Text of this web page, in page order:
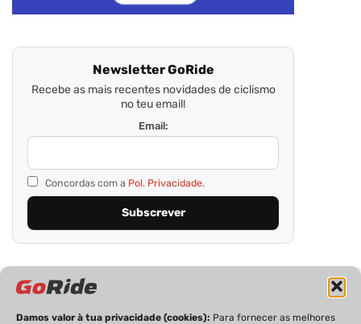
Damos valor à tua privacidade (cookies): Para fornecer as melhores
Newsletter GoRide
Recebe as mais recentes novidades de ciclismo
no teu email!
Email:
Concordas com a Pol. Privacidade.